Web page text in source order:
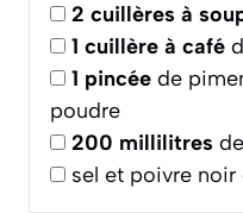
2 cuillères à
1 cuillère à café
1 pincée de
poudre
200 millilitres
sel et poivre noir